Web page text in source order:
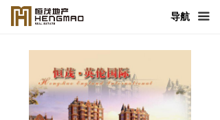
끀
首页
产品与服务
新闻中心
导航